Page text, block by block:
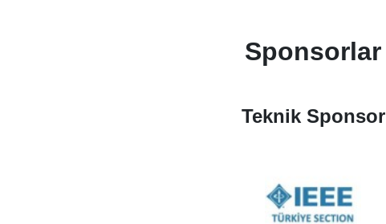
Sponsorlar
Teknik Sponsor